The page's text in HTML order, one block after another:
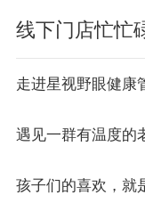
线下门店忙忙
走进星视野眼健康
遇见一群有温度的
孩子们的喜欢，就